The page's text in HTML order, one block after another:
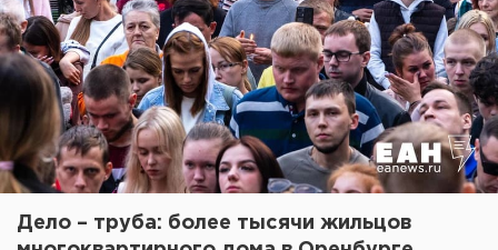
Дело – труба: более тысячи жильцов